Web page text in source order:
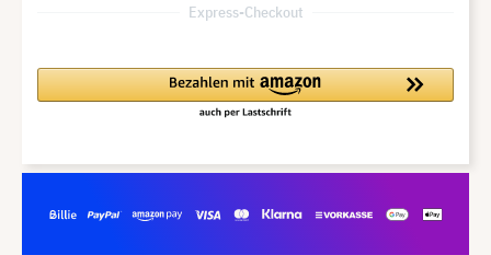
Express-Checkout